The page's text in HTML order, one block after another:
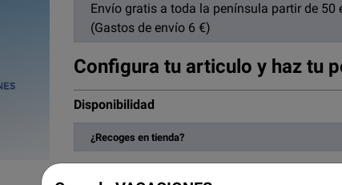
Envío gratis a toda la península partir de 50
(Gastos de envío 6 €)
Configura tu articulo y haz tu
Disponibilidad
¿Recoges en tienda?